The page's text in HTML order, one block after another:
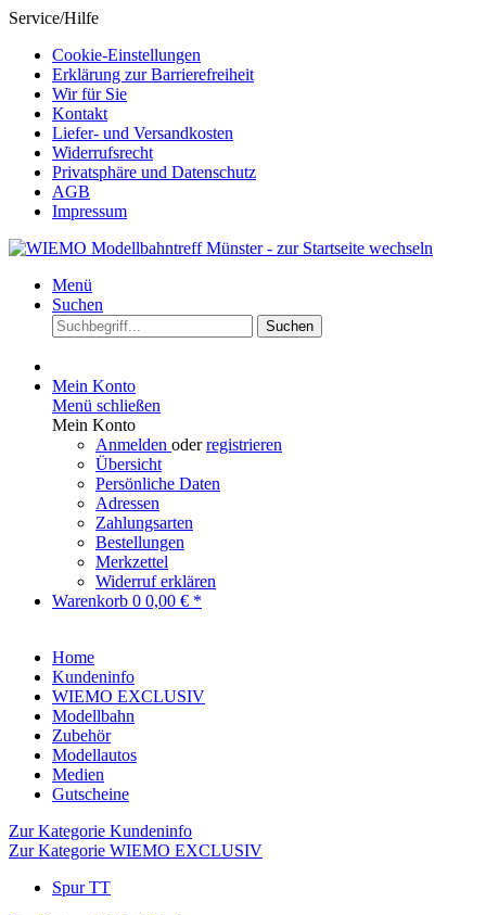
Service/Hilfe
Cookie-Einstellungen
Erklärung zur Barrierefreiheit
Wir für Sie
Kontakt
Liefer- und Versandkosten
Widerrufsrecht
Privatsphäre und Datenschutz
AGB
Impressum
Menü
Suchen
Suchen
Mein Konto
Menü schließen
Mein Konto
Anmelden oderregistrieren
Übersicht
Persönliche Daten
Adressen
Zahlungsarten
Bestellungen
Merkzettel
Widerruf erklären
Warenkorb 0 0,00 € *
Home
Kundeninfo
WIEMO EXCLUSIV
Modellbahn
Zubehör
Modellautos
Medien
Gutscheine
Zur Kategorie Kundeninfo
Zur Kategorie WIEMO EXCLUSIV
Spur TT